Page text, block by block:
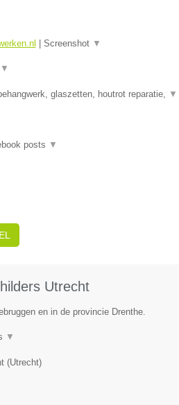
Screenshot ▼
▼
glaszetten, houtrot reparatie, ▼
posts ▼
Utrecht
en in de provincie Drenthe.
▼
(Utrecht)